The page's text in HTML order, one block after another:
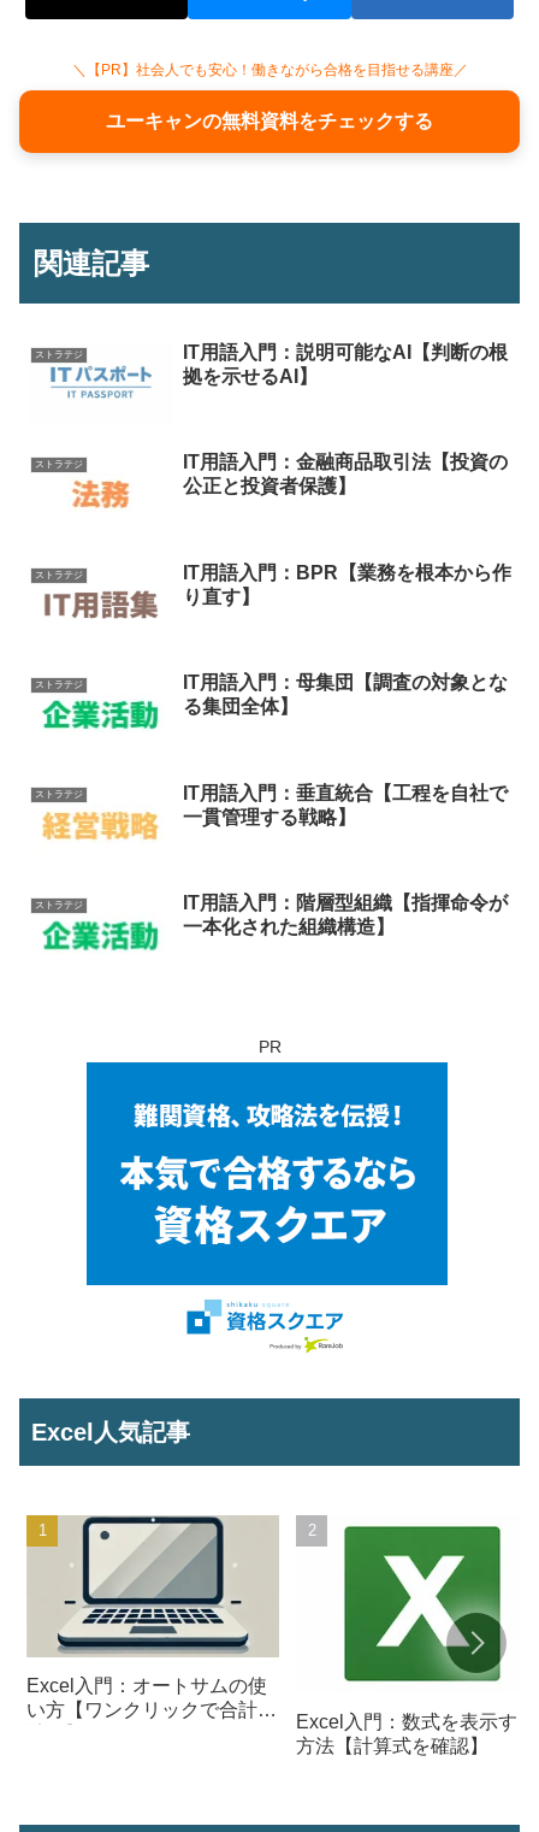
＼【PR】社会人でも安心！働きながら合格を目指せる講座／
ユーキャンの無料資料をチェックする
関連記事
ストラテジ
IT用語入門：説明可能なAI【判断の根
拠を示せるAI】
ストラテジ
IT用語入門：金融商品取引法【投資の
公正と投資者保護】
ストラテジ
IT用語入門：BPR【業務を根本から作
り直す】
ストラテジ
IT用語入門：母集団【調査の対象とな
る集団全体】
ストラテジ
IT用語入門：垂直統合【工程を自社で
一貫管理する戦略】
ストラテジ
IT用語入門：階層型組織【指揮命令が
一本化された組織構造】
PR
Excel人気記事
Excel入門：オートサムの使
い方【ワンクリックで合計を
Excel入門：数式を表示する
方法【計算式を確認】